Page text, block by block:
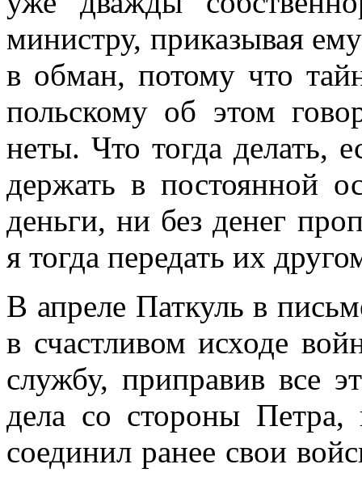
министру, приказывая
в обман, потому что
польскому об этом
неты. Что тогда делать,
держать в постоянной
деньги, ни без денег
я тогда передать их
В апреле Паткуль в
в счастливом исходе
службу, приправив все
дела со стороны
соединил ранее свои